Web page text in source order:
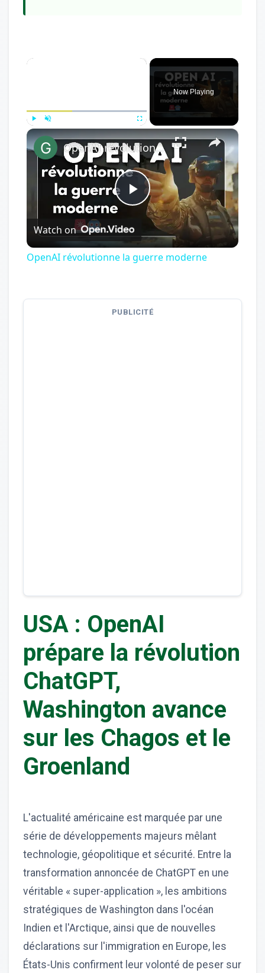
×
Now Playing
×
Play
Video
OpenAI révolutionne la guerre moderne
Watch on
OpenAI révolutionne la guerre moderne
PUBLICITÉ
USA : OpenAI
prépare la révolution
ChatGPT,
Washington avance
sur les Chagos et le
Groenland
L'actualité américaine est marquée par une
série de développements majeurs mêlant
technologie, géopolitique et sécurité. Entre la
transformation annoncée de ChatGPT en une
véritable « super-application », les ambitions
stratégiques de Washington dans l'océan
Indien et l'Arctique, ainsi que de nouvelles
déclarations sur l'immigration en Europe, les
États-Unis confirment leur volonté de peser sur